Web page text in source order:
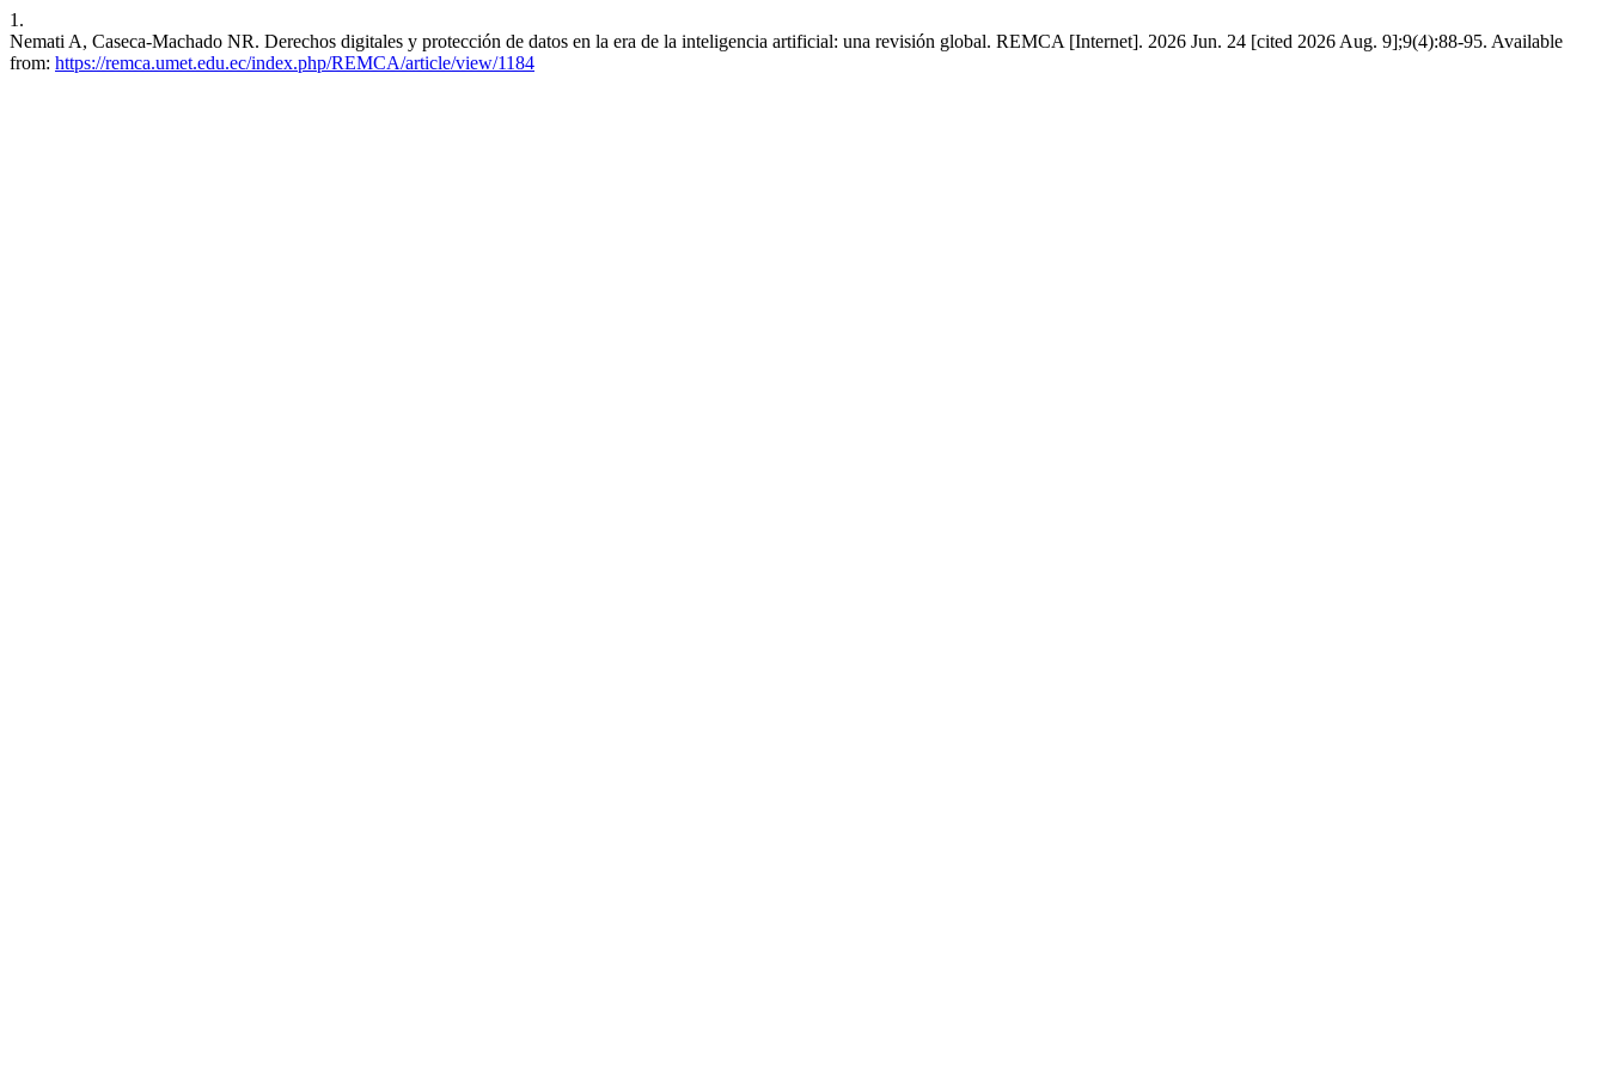
1.
Nemati A, Caseca-Machado NR. Derechos digitales y protección de datos en la era de la inteligencia artificial: una revisión global. REMCA [Internet]. 2026 Jun. 24 [cited 2026 Aug. 9];9(4):88-95. Available
from: https://remca.umet.edu.ec/index.php/REMCA/article/view/1184